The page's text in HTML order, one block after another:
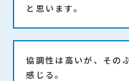
と思います。
協調性は高いが、その
感じる。